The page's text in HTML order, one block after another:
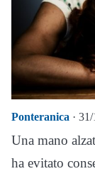
Ponteranica ·
Una mano
ha evitato